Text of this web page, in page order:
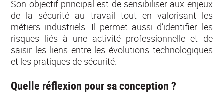
Son objectif principal est de sensibiliser aux enjeux
de la sécurité au travail tout en valorisant les
métiers industriels. Il permet aussi d’identifier les
risques liés à une activité professionnelle et de
saisir les liens entre les évolutions technologiques
et les pratiques de sécurité.
Quelle réflexion pour sa conception ?